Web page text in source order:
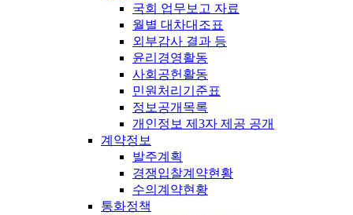
국회 업무보고 자료
월별 대차대조표
외부감사 결과 등
윤리경영활동
사회공헌활동
민원처리기준표
정보공개목록
개인정보 제3자 제공 공개
계약정보
발주계획
경쟁입찰계약현황
수의계약현황
통화정책